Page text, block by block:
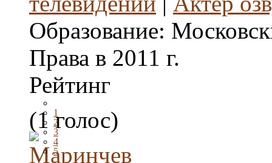
Образование:
Права в 2011 г.
Рейтинг
1
2
3
4
5
(1 голос)